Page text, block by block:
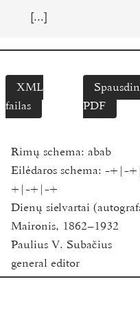
[...]
XML
failas
PDF
Rimų schema: abab
Eilėdaros schema: -+|-
+|-+|-+
Dienų sielvartai
Maironis, 1862–1932
Paulius V. Subačius
general editor
Funder:Research